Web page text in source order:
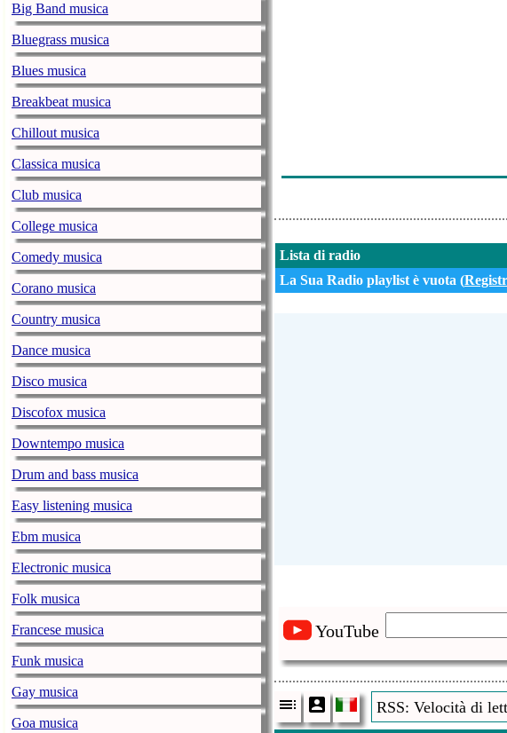
Big Band musica
Bluegrass musica
Blues musica
Breakbeat musica
Chillout musica
Classica musica
Club musica
College musica
Comedy musica
Corano musica
Country musica
Dance musica
Disco musica
Discofox musica
Downtempo musica
Drum and bass musica
Easy listening musica
Ebm musica
Electronic musica
Folk musica
Francese musica
Funk musica
Gay musica
Goa musica
Lista di radio
La Sua Radio playlist è vuota (
YouTube
RSS: Velocità di